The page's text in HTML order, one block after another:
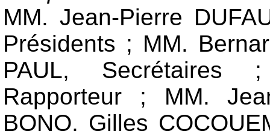
MM. Jean-Pierre
Présidents ; MM.
PAUL, Secrétaires
Rapporteur ; MM.
BONO, Gilles